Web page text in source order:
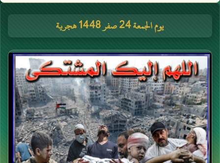
يوم الجمعة 24 صفر 1448 هجرية